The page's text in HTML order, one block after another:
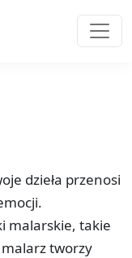
dzieła przenosi
malarskie, takie
tworzy